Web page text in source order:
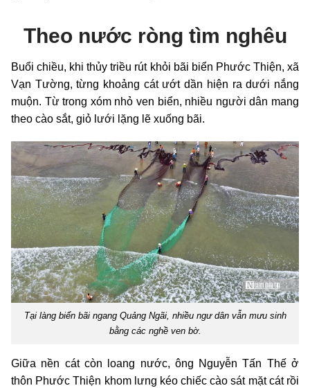
Theo nước ròng tìm nghêu
Buổi chiều, khi thủy triều rút khỏi bãi biển Phước Thiện, xã
Vạn Tường, từng khoảng cát ướt dần hiện ra dưới nắng
muộn. Từ trong xóm nhỏ ven biển, nhiều người dân mang
theo cào sắt, giỏ lưới lặng lẽ xuống bãi.
Tại làng biển bãi ngang Quảng Ngãi, nhiều ngư dân vẫn mưu sinh
bằng các nghề ven bờ.
Giữa nền cát còn loang nước, ông Nguyễn Tấn Thế ở
thôn Phước Thiện khom lưng kéo chiếc cào sát mặt cát rồi